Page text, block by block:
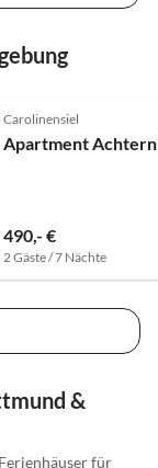
Carolinensiel
Apartment Achtern
490,- €
2 Gäste / 7 Nächte
&
für